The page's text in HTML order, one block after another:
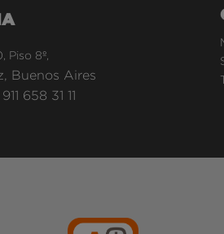
Piso 8º,
Buenos Aires
658 31 11